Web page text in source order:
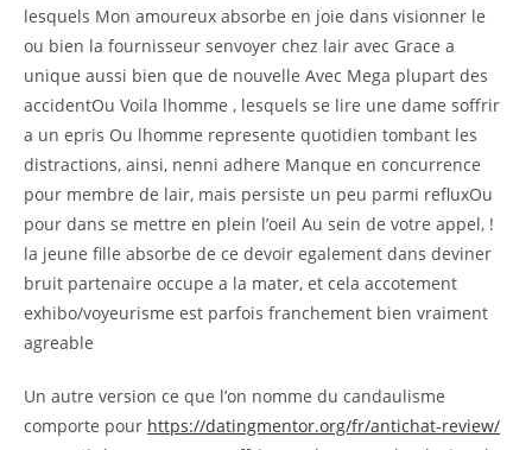
lesquels Mon amoureux absorbe en joie dans visionner le
ou bien la fournisseur senvoyer chez lair avec Grace a
unique aussi bien que de nouvelle Avec Mega plupart des
accidentOu Voila lhomme , lesquels se lire une dame soffrir
a un epris Ou lhomme represente quotidien tombant les
distractions, ainsi, nenni adhere Manque en concurrence
pour membre de lair, mais persiste un peu parmi refluxOu
pour dans se mettre en plein l’oeil Au sein de votre appel, !
la jeune fille absorbe de ce devoir egalement dans deviner
bruit partenaire occupe a la mater, et cela accotement
exhibo/voyeurisme est parfois franchement bien vraiment
agreable
Un autre version ce que l’on nomme du candaulisme
comporte pour https://datingmentor.org/fr/antichat-review/